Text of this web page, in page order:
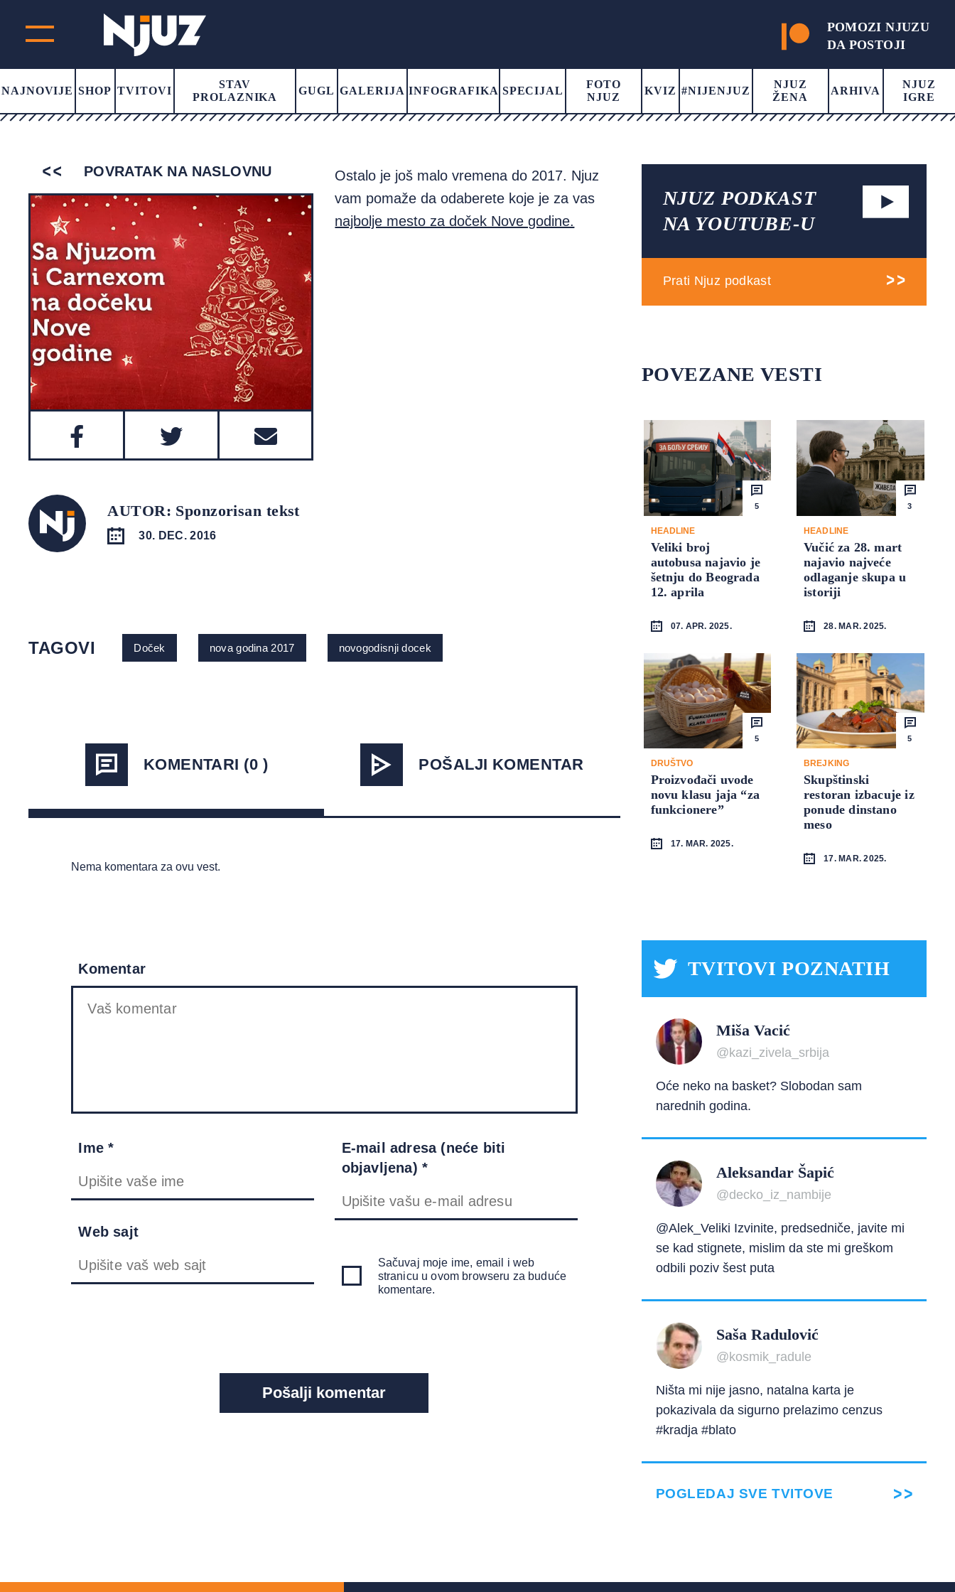
POMOZI NJUZU
DA POSTOJI
NAJNOVIJE SHOP TVITOVI
STAV
PROLAZNIKA
GUGL GALERIJA INFOGRAFIKA SPECIJAL
FOTO
NJUZ
KVIZ #NIJENJUZ
NJUZ
ŽENA
ARHIVA
NJUZ
IGRE
POVRATAK NA NASLOVNU
AUTOR: Sponzorisan tekst
30. DEC. 2016
Ostalo je još malo vremena do 2017. Njuz
vam pomaže da odaberete koje je za vas
najbolje mesto za doček Nove godine.
TAGOVI Doček nova godina 2017 novogodisnji docek
KOMENTARI (0 ) POŠALJI KOMENTAR
Nema komentara za ovu vest.
Komentar
Ime *
E-mail adresa (neće biti
objavljena) *
Web sajt
Sačuvaj moje ime, email i web
stranicu u ovom browseru za buduće
komentare.
NJUZ PODKAST
NA YOUTUBE-U
Prati Njuz podkast
POVEZANE VESTI
5
HEADLINE
Veliki broj
autobusa najavio je
šetnju do Beograda
12. aprila
07. APR. 2025.
3
HEADLINE
Vučić za 28. mart
najavio najveće
odlaganje skupa u
istoriji
28. MAR. 2025.
5
DRUŠTVO
Proizvođači uvode
novu klasu jaja “za
funkcionere”
17. MAR. 2025.
5
BREJKING
Skupštinski
restoran izbacuje iz
ponude dinstano
meso
17. MAR. 2025.
TVITOVI POZNATIH
Miša Vacić
@kazi_zivela_srbija
Oće neko na basket? Slobodan sam
narednih godina.
Aleksandar Šapić
@decko_iz_nambije
@Alek_Veliki Izvinite, predsedniče, javite mi
se kad stignete, mislim da ste mi greškom
odbili poziv šest puta
Saša Radulović
@kosmik_radule
Ništa mi nije jasno, natalna karta je
pokazivala da sigurno prelazimo cenzus
#kradja #blato
POGLEDAJ SVE TVITOVE